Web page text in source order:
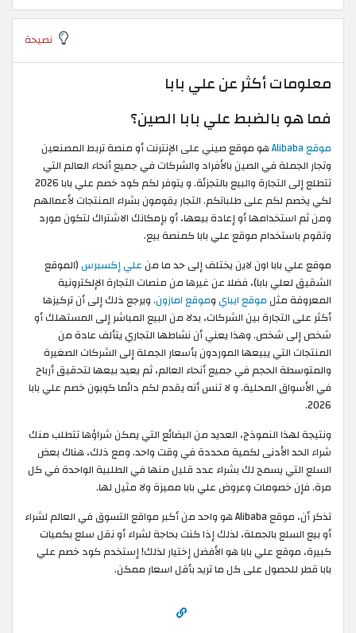
نصيحة
معلومات أكثر عن علي بابا
فما هو بالضبط علي بابا الصين؟
موقع Alibaba
هو موقع صيني على الإنترنت أو منصة تربط المصنعين
وتجار الجملة في الصين بالأفراد والشركات في جميع أنحاء العالم التي
تتطلع إلى التجارة والبيع بالتجزئة. و يتوفر لكم كود خصم علي بابا 2026
لكي يخصم لكم على طلباتكم. التجار يقومون بشراء المنتجات لأعمالهم
ومن ثم استخدامها أو إعادة بيعها، أو بإمكانك الاشتراك لتكون مورد
وتقوم باستخدام موقع علي بابا كمنصة بيع.
موقع علي بابا اون لاين يختلف إلى حد ما من علي إكسبرس(الموقع
الشقيق لعلي بابا)، فضلا عن غيرها من منصات التجارة الإلكترونية
المعروفة مثل موقع ايبايوموقع امازون. ويرجع ذلك إلى أن تركيزها
أكثر على التجارة بين الشركات، بدلا من البيع المباشر إلى المستهلك أو
شخص إلى شخص. وهذا يعني أن نشاطها التجاري يتألف عادة من
المنتجات التي يبيعها الموردون بأسعار الجملة إلى الشركات الصغيرة
والمتوسطة الحجم في جميع أنحاء العالم، ثم يعيد بيعها لتحقيق أرباح
في الأسواق المحلية. و لا تنس أنه يقدم لكم دائما كوبون خصم علي بابا
2026.
ونتيجة لهذا النموذج، العديد من البضائع التي يمكن شراؤها تتطلب منك
شراء الحد الأدنى لكمية محددة في وقت واحد. ومع ذلك، هناك بعض
السلع التي يسمح لك بشراء عدد قليل منها في الطلبية الواحدة في كل
مرة. فإن خصومات وعروض علي بابا مميزة ولا مثيل لها.
تذكر أن، موقع Alibaba هو واحد من أكبر مواقع التسوق في العالم لشراء
أو بيع السلع بالجملة، لذلك إذا كنت بحاجة لشراء أو نقل سلع بكميات
كبيرة، موقع علي بابا هو الأفضل إختيار لذلك! إستخدم كود خصم علي
بابا قطر للحصول على كل ما تريد بأقل اسعار ممكن.